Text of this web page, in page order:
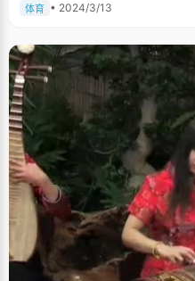
体育 • 2024/3/13